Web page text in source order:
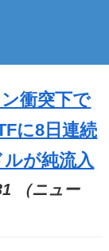
衝突下で
に8日連続
が純流入
（ニュー